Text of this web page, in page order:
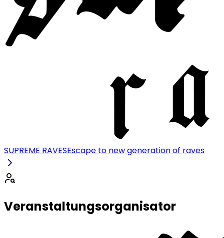
SUPREME RAVESEscape to new generation of raves
Veranstaltungsorganisator